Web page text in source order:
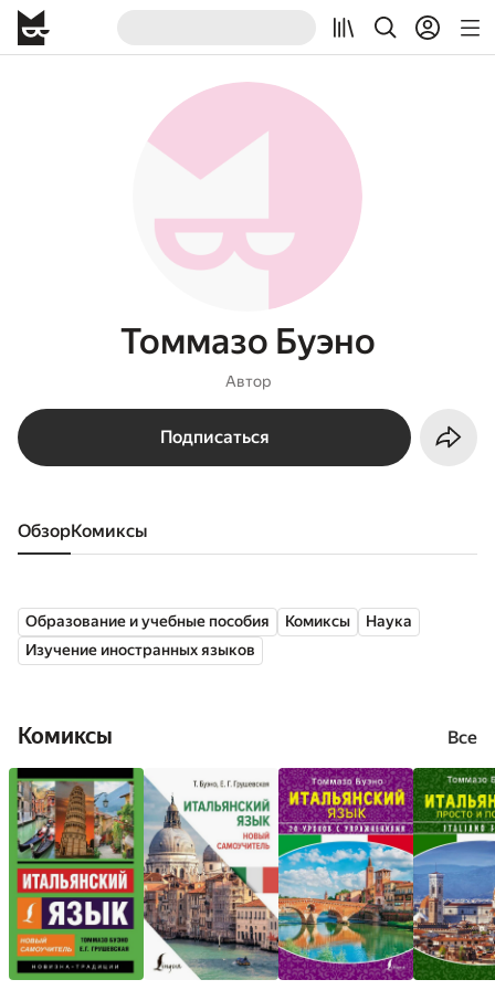
Томмазо Буэно
Автор
Подписаться
Обзор комиксы
Образование и учебные пособия Комиксы
Наука
Изучение иностранных языков
Комиксы Все